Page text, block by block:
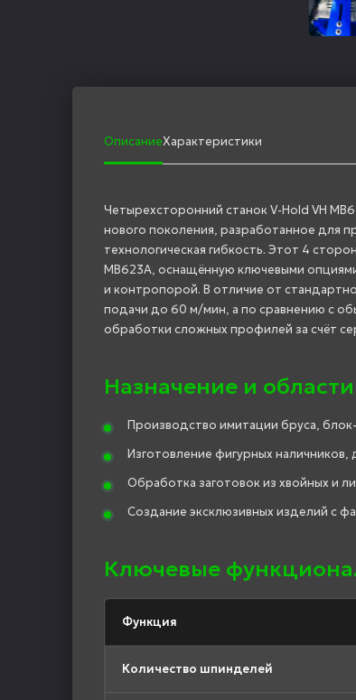
ОписаниеХарактеристики
Четырехсторонний станок V-Hold VH
нового поколения, разработанное для
технологическая гибкость. Этот 4
MB623A, оснащённую ключевыми
и контропорой. В отличие от
подачи до 60 м/мин, а по сравнению с
обработки сложных профилей за счёт
Назначение и
Производство имитации бруса,
Изготовление фигурных
Обработка заготовок из хвойных и
Создание эксклюзивных изделий с
Ключевые
Функция
Количество шпинделей